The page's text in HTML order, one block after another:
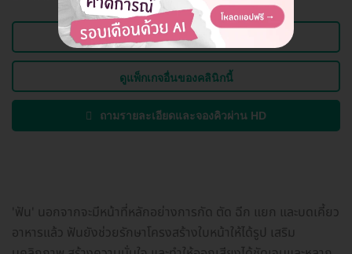
ดูข้อมูลคลินิก
ดูแพ็กเกจอื่นของคลินิกนี้
ถามรายละเอียดและจองคิวผ่าน HD
'ฟัน' นอกจากจะมีหน้าที่หลักอย่างการกัด ตัด ฉีก แยก และบดเคี้ยว
อาหารแล้ว ฟันยังช่วยรักษาโครงสร้างใบหน้าให้ได้รูป เสริม